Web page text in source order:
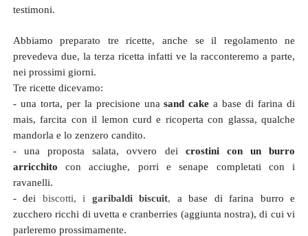
testimoni.
Abbiamo preparato tre ricette, anche se il regolamento ne
prevedeva due, la terza ricetta infatti ve la racconteremo a parte,
nei prossimi giorni.
Tre ricette dicevamo:
- una torta, per la precisione unasand cake a base di farina di
mais, farcita con il lemon curd e ricoperta con glassa, qualche
mandorla e lo zenzero candito.
- una proposta salata, ovvero dei crostini con un burro
arricchito con acciughe, porri e senape completati con i
ravanelli.
- dei biscotti, i garibaldi biscuit, a base di farina burro e
zucchero ricchi di uvetta e cranberries (aggiunta nostra), di cui vi
parleremo prossimamente.